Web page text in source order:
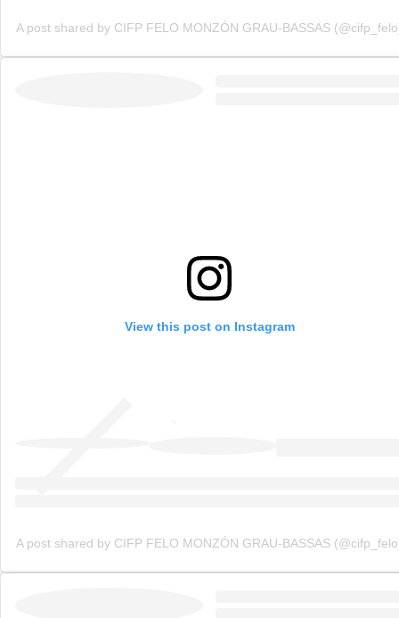
A post shared by CIFP FELO MONZÓN GRAU-BASSAS
View this post on Instagram
A post shared by CIFP FELO MONZÓN GRAU-BASSAS